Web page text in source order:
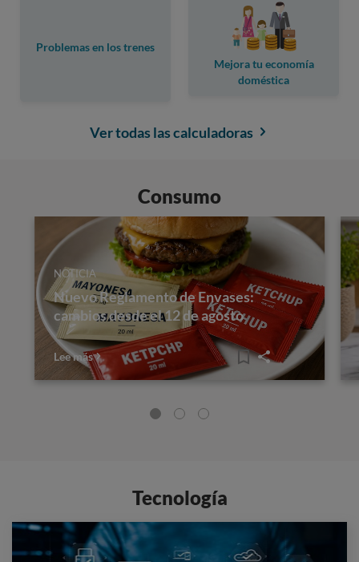
Problemas en los trenes
Mejora tu economía
doméstica
Ver todas las calculadoras
Consumo
NOTICIA
Nuevo Reglamento de Envases:
cambios desde el 12 de agosto
Lee más
Tecnología